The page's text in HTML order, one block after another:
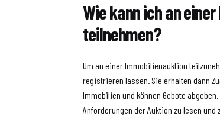
Wie kann ich an einer
teilnehmen?
Um an einer Immobilienauktion
registrieren lassen. Sie erhalten dann
Immobilien und können Gebote
Anforderungen der Auktion zu lesen und